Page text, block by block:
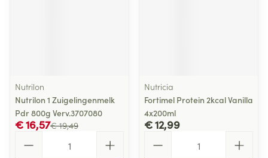
Nutrilon
Nutrilon 1 Zuigelingenmelk
Pdr 800g Verv.3707080
€ 19,49
€ 16,57
Nutricia
Fortimel Protein 2kcal Vanilla
4x200ml
€ 12,99